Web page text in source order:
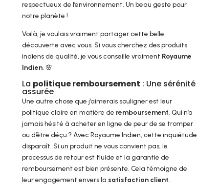
respectueux de l’environnement. Un beau geste pour
notre planète !
Voilà, je voulais vraiment partager cette belle
découverte avec vous. Si vous cherchez des produits
indiens de qualité, je vous conseille vraiment Royaume
Indien. 🌸
La politique remboursement : Une sérénité
assurée
Une autre chose que j’aimerais souligner est leur
politique claire en matière de remboursement. Qui n’a
jamais hésité à acheter en ligne de peur de se tromper
ou d’être déçu ? Avec Royaume Indien, cette inquiétude
disparaît. Si un produit ne vous convient pas, le
processus de retour est fluide et la garantie de
remboursement est bien présente. Cela témoigne de
leur engagement envers la satisfaction client.